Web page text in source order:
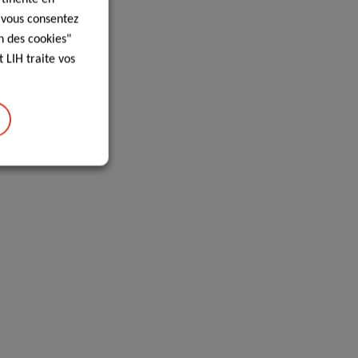
consentez
des cookies"
LIH traite vos